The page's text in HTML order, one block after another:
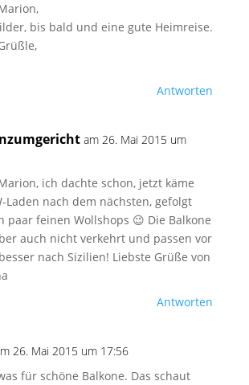
bis bald und eine gute Heimreise.
Antworten
am 26. Mai 2015 um
ich dachte schon, jetzt käme
Laden nach dem nächsten, gefolgt
paar feinen Wollshops 😉 Die Balkone
auch nicht verkehrt und passen vor
nach Sizilien! Liebste Grüße von
Antworten
26. Mai 2015 um 17:56
für schöne Balkone. Das schaut